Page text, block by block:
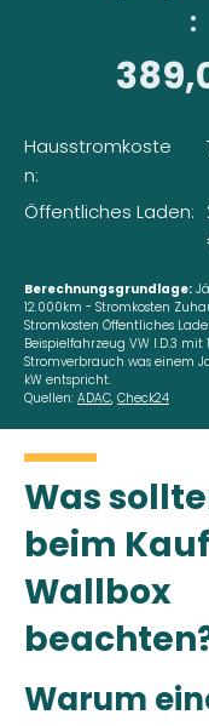
:
Hausstromkoste
n:
Öffentliches Laden:
Berechnungsgrundlage:
12.000km - Stromkosten
Stromkosten Öffentliches
Beispielfahrzeug VW I.D.3 mit
Stromverbrauch was einem
kW entspricht.
Quellen: ADAC, Check24
Was
beim
Wallbox
Warum